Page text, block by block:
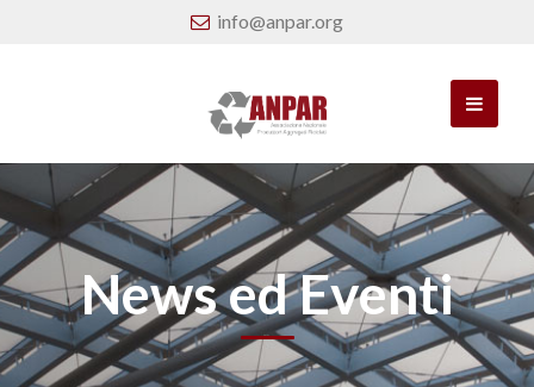
info@anpar.org
News ed Eventi